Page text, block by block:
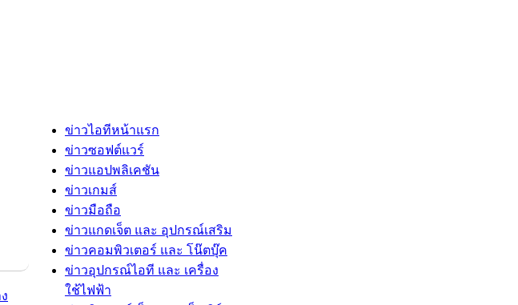
ข่าวไอทีหน้าแรก
ข่าวซอฟต์แวร์
ข่าวแอปพลิเคชัน
ข่าวเกมส์
ข่าวมือถือ
ข่าวแกดเจ็ต และ อุปกรณ์เสริม
ข่าวคอมพิวเตอร์ และ โน๊ตบุ๊ค
ข่าวอุปกรณ์ไอที และ เครื่อง
ใช้ไฟฟ้า